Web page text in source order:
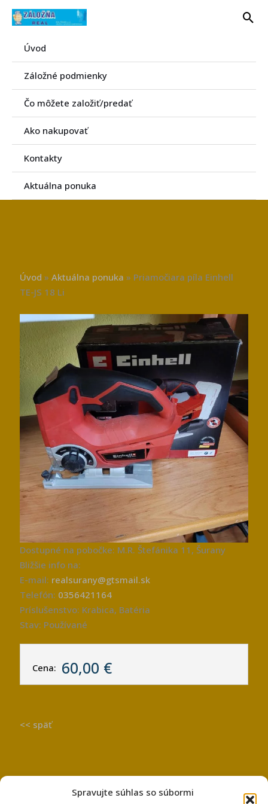
Spravujte súhlas so súbormi
Preskočiť
Úvod
Záložné podmienky
Čo môžete založiť/predať
Ako nakupovať
Kontakty
Aktuálna ponuka
Úvod »Aktuálna ponuka » Priamočiara píla Einhell
TE-JS 18 Li
Dostupné na pobočke: M.R. Štefánika 11, Šurany
Bližšie info na:
E-mail: realsurany@gtsmail.sk
Telefón: 0356421164
Príslušenstvo: Krabica, Batéria
Stav: Používané
Cena: 60,00 €
<< späť